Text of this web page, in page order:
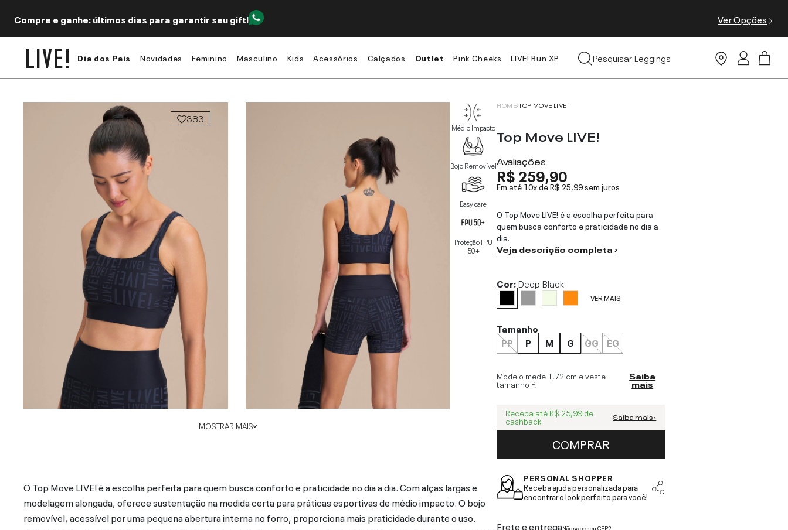
Compre e ganhe: últimos dias para garantir seu gift! Ver Opções
Dia dos Pais Novidades Feminino Masculino Kids Acessórios Calçados Outlet Pink Cheeks LIVE! Run XP
Pesquisar:
Tops
Leggings
383
MOSTRAR MAIS
Médio Impacto
Bojo Removível
Easy care
Proteção FPU
50+
O Top Move LIVE! é a escolha perfeita para quem busca conforto e praticidade no dia a dia. Com alças largas e
modelagem alongada, oferece sustentação na medida certa para práticas esportivas de médio impacto. O bojo
removível, acessível por uma pequena abertura interna no forro, proporciona mais praticidade durante o uso.
HOME TOP MOVE LIVE!
Top Move LIVE!
Avaliações
R$ 259,90
Em até 10x deR$ 25,99sem juros
O Top Move LIVE! é a escolha perfeita para
quem busca conforto e praticidade no dia a
dia.
Veja descrição completa ›
Cor:Deep Black
VER MAIS
Tamanho
PP
P M G GG EG
Modelo mede 1,72 cm e veste
tamanho P.
Saiba
mais
Receba até R$ 25,99 de
cashback Saiba mais ›
COMPRAR
PERSONAL SHOPPER
Receba ajuda personalizada para
encontrar o look perfeito para você!
Frete e entregaNão sabe seu CEP?